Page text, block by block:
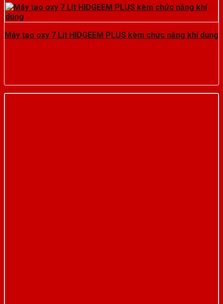
Máy tạo oxy 7 Lít HIDGEEM PLUS kèm chức năng khí dung